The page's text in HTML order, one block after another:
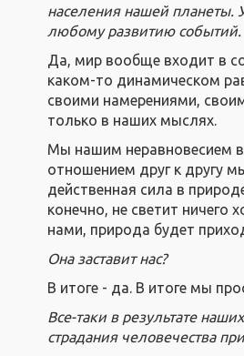
населения нашей планеты.
любому развитию событий.
Да, мир вообще входит в
каком-то динамическом
своими намерениями,
только в наших мыслях.
Мы нашим неравновесием
отношением друг к другу
действенная сила в
конечно, не светит
нами, природа будет
Она заставит нас?
В итоге - да. В итоге мы
Все-таки в результате
страдания человечества